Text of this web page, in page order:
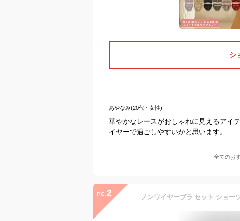
シ
あやなみ(20代・女性)
華やかなレースがおしゃれに見えるアイ
イヤーで過ごしやすいかと思います。
全てのお
no. 2